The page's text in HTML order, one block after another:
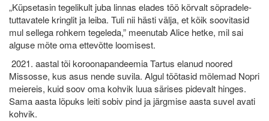
„Küpsetasin tegelikult juba linnas elades töö kõrvalt sõpradele-
tuttavatele kringlit ja leiba. Tuli nii hästi välja, et kõik soovitasid
mul sellega rohkem tegeleda,” meenutab Alice hetke, mil sai
alguse mõte oma ettevõtte loomisest.
2021. aastal tõi koroonapandeemia Tartus elanud noored
Missosse, kus asus nende suvila. Algul töötasid mõlemad Nopri
meiereis, kuid soov oma kohvik luua särises pidevalt hinges.
Sama aasta lõpuks leiti sobiv pind ja järgmise aasta suvel avati
kohvik.